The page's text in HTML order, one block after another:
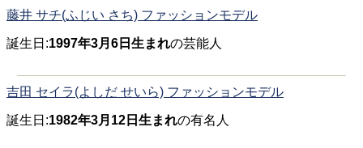
藤井 サチ(ふじい さち) ファッションモデル
誕生日:1997年3月6日生まれの芸能人
吉田 セイラ(よしだ せいら) ファッションモデル
誕生日:1982年3月12日生まれの有名人